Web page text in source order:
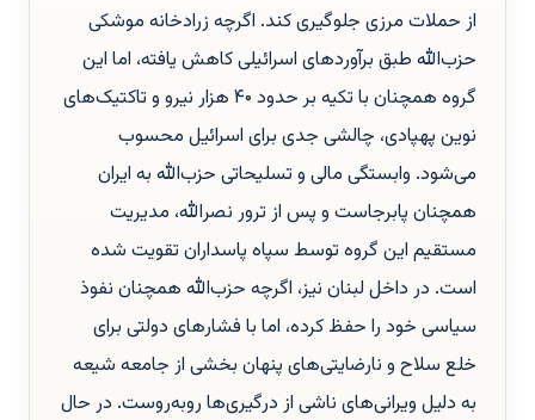
از حملات مرزی جلوگیری کند. اگرچه زرادخانه موشکی
حزب‌الله طبق برآوردهای اسرائیلی کاهش یافته، اما این
گروه همچنان با تکیه بر حدود ۴۰ هزار نیرو و تاکتیک‌های
نوین پهپادی، چالشی جدی برای اسرائیل محسوب
می‌شود. وابستگی مالی و تسلیحاتی حزب‌الله به ایران
همچنان پابرجاست و پس از ترور نصرالله، مدیریت
مستقیم این گروه توسط سپاه پاسداران تقویت شده
است. در داخل لبنان نیز، اگرچه حزب‌الله همچنان نفوذ
سیاسی خود را حفظ کرده، اما با فشارهای دولتی برای
خلع سلاح و نارضایتی‌های پنهان بخشی از جامعه شیعه
به دلیل ویرانی‌های ناشی از درگیری‌ها روبه‌روست. در حال